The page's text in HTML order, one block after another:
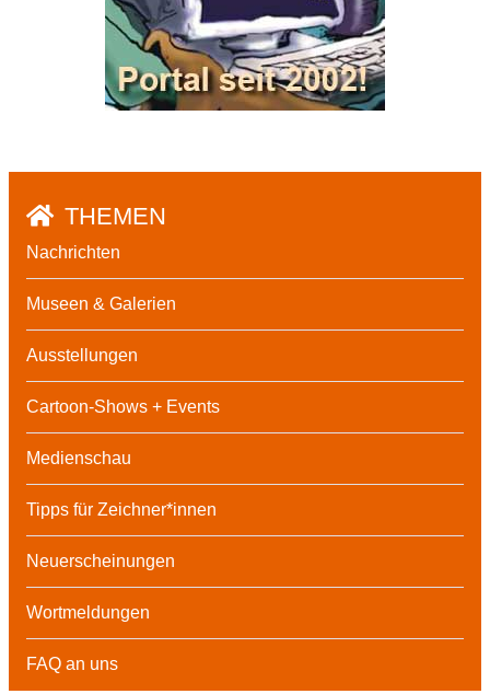
THEMEN
Nachrichten
Museen & Galerien
Ausstellungen
Cartoon-Shows + Events
Medienschau
Tipps für Zeichner*innen
Neuerscheinungen
Wortmeldungen
FAQ an uns